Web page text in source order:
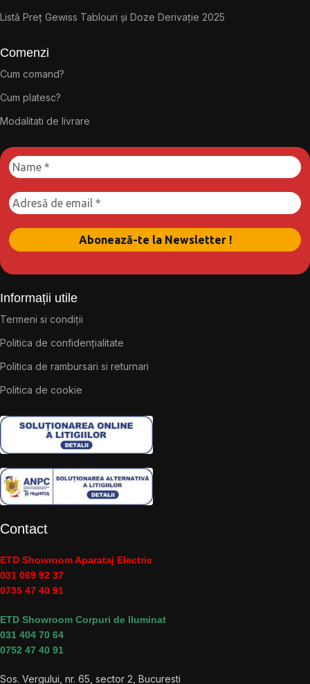
Listă Preț Gewiss Tablouri și Doze Derivație 2025
Comenzi
Cum comand?
Cum platesc?
Modalitati de livrare
Informații utile
Termeni si condiții
Politica de confidențialitate
Politica de rambursari si returnari
Politica de cookie
Contact
ETD Showroom Aparataj Electric
031 069 92 37
0735 47 40 91
ETD Showroom Corpuri de Iluminat
031 404 70 64
0752 47 40 91
Sos. Vergului, nr. 65, sector 2, Bucuresti